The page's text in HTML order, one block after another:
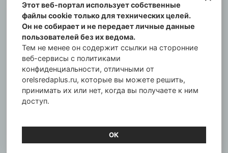
© Информационный городской портал
Орловская cреда-плюс, 2021-2026
Свидетельство о регистрации СМИ: ПИ №57-
00254 от 29 октября 2013 г.
Газета зарегистрирована Управлением
Федеральной службы по надзору в сфере связи,
информационных технологий и массовых
коммуникаций по Орловской области.
Главный редактор: Татьяна Филёва
Этот веб-портал использует собственные
файлы cookie только для технических целей.
Он не собирает и не передает личные данные
пользователей без их ведома.
Тем не менее он содержит ссылки на сторонние
веб-сервисы с политиками
конфиденциальности, отличными от
orelsredaplus.ru, которые вы можете решить,
принимать их или нет, когда вы получаете к ним
доступ.
ОК